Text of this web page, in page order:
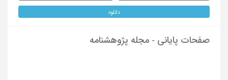
دانلود
صفحات پایانی - مجله پژوهشنامه